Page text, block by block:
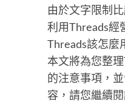
由於文字限制
利用Threads經
Threads該怎麼
本文將為您整
的注意事項，
容，請您繼續閱